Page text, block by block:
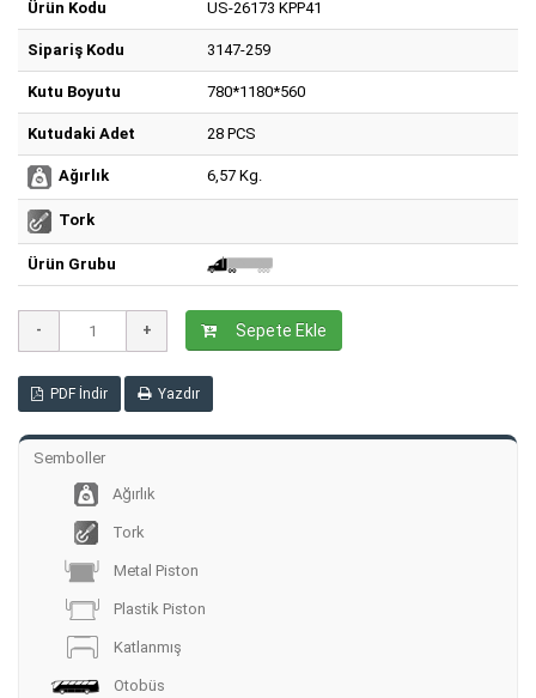
Ürün Kodu US-26173 KPP41
Sipariş Kodu 3147-259
Kutu Boyutu 780*1180*560
Kutudaki Adet 28 PCS
Ağırlık 6,57 Kg.
Tork
Ürün Grubu
Sepete Ekle
PDF İndir Yazdır
Semboller
Ağırlık
Tork
Metal Piston
Plastik Piston
Katlanmış
Otobüs